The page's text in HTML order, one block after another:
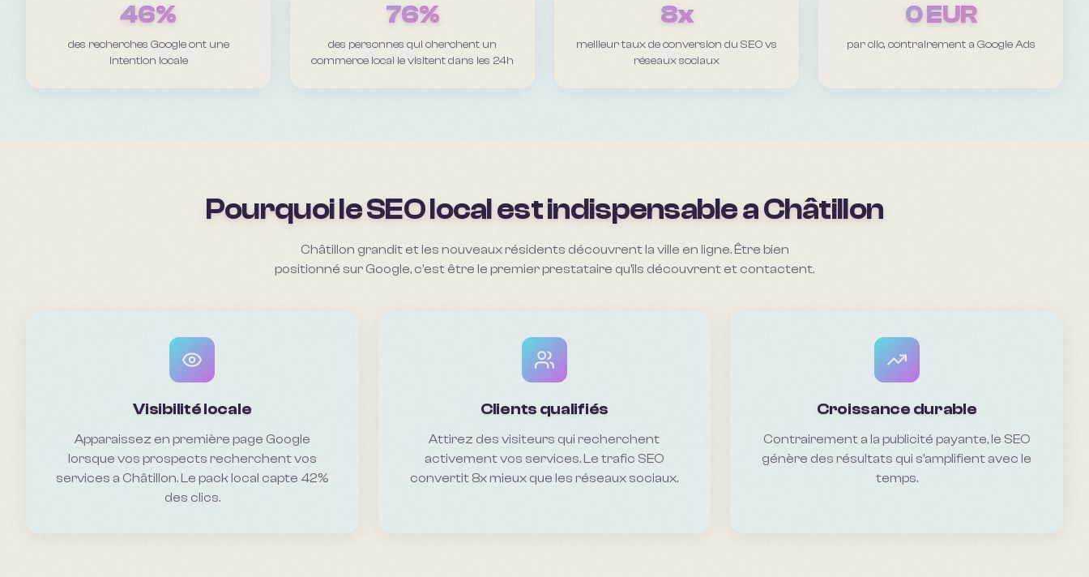
46%
des recherches Google ont une
intention locale
76%
des personnes qui cherchent un
commerce local le visitent dans les 24h
8x
meilleur taux de conversion du SEO vs
réseaux sociaux
0 EUR
par clic, contrairement a Google Ads
Pourquoi le SEO local est indispensable aChâtillon
Châtillon grandit et les nouveaux résidents découvrent la ville en ligne. Être bien
positionné sur Google, c'est être le premier prestataire qu'ils découvrent et contactent.
Visibilité locale
Apparaissez en première page Google
lorsque vos prospects recherchent vos
services a Châtillon. Le pack local capte 42%
des clics.
Clients qualifiés
Attirez des visiteurs qui recherchent
activement vos services. Le trafic SEO
convertit 8x mieux que les réseaux sociaux.
Croissance durable
Contrairement a la publicité payante, le SEO
génère des résultats qui s'amplifient avec le
temps.